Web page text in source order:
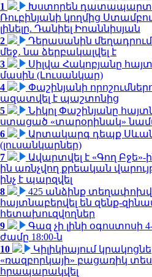
1
Խստորեն
Ռուբինյանի կողմից
լինելը. Դանիել Իոաննիսյան
2
Դերասանին
մեջ․ նա ձերբակալվել է
3
Սիլվա Հակոբյանը
մասին (Լուսանկար)
4
Փաշինյանի
ազատվել է պաշտոնից
5
Նիկոլ Փաշինյանը
ստացած «տարօրինակ»
6
Արտակարգ դեպք
(լուսանկարներ)
7
Ավարտվել է «Գող Բջե»-
ին առնչվող քրեական
ինչ է պարզվել
8
425 անձինք
հայտնաբերվել են զենք-
հետախուզվողներ
9
Գազ չի լինի օգոստոսի
ժամը 18:00-ն
10
Կիլիկիայում
«ռազբորկայի» բացառիկ
հրապարակվել